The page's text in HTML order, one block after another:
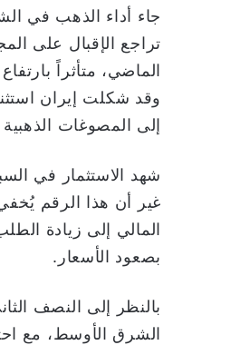
جاء أداء الذهب في
الماضي، متأثراً
إلى المصوغات
غير أن هذا الرقم
بصعود الأسعار.
الشرق الأوسط، مع